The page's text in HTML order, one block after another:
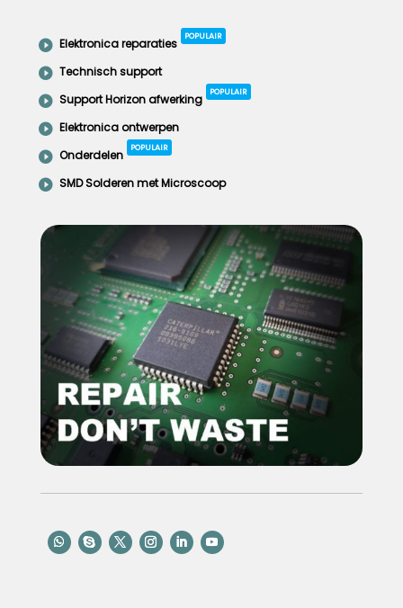
Elektronica reparaties POPULAIR
Technisch support
Support Horizon afwerking
POPULAIR
Elektronica ontwerpen
Onderdelen
POPULAIR
SMD Solderen met Microscoop